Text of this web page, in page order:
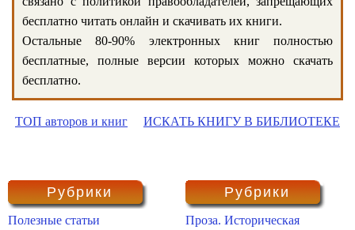
бесплатно читать онлайн и скачивать их книги.
Остальные 80-90% электронных книг полностью
бесплатные, полные версии которых можно скачать
бесплатно.
ТОП авторов и книг ИСКАТЬ КНИГУ В БИБЛИОТЕКЕ
Рубрики
Полезные статьи
Рубрики
Проза. Историческая